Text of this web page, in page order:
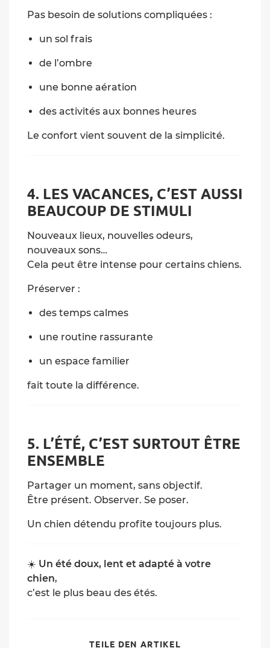
Pas besoin de solutions compliquées :
un sol frais
de l’ombre
une bonne aération
des activités aux bonnes heures
Le confort vient souvent de la simplicité.
4. LES VACANCES, C’EST AUSSI
BEAUCOUP DE STIMULI
Nouveaux lieux, nouvelles odeurs,
nouveaux sons…
Cela peut être intense pour certains chiens.
Préserver :
des temps calmes
une routine rassurante
un espace familier
fait toute la différence.
5. L’ÉTÉ, C’EST SURTOUT ÊTRE
ENSEMBLE
Partager un moment, sans objectif.
Être présent. Observer. Se poser.
Un chien détendu profite toujours plus.
☀️ Un été doux, lent et adapté à votre
chien,
c’est le plus beau des étés.
TEILE DEN ARTIKEL